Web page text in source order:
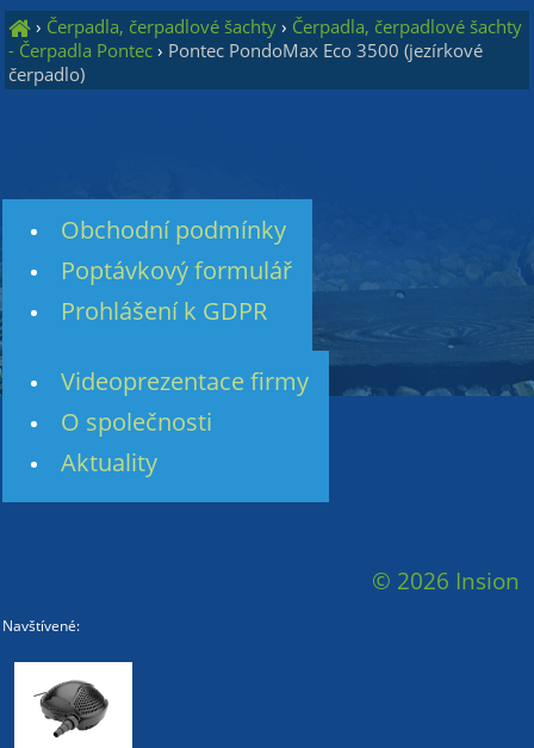
› Čerpadla, čerpadlové šachty › Čerpadla, čerpadlové šachty
- Čerpadla Pontec › Pontec PondoMax Eco 3500 (jezírkové
čerpadlo)
Obchodní podmínky
Poptávkový formulář
Prohlášení k GDPR
Videoprezentace firmy
O společnosti
Aktuality
© 2026 Insion
Navštívené: